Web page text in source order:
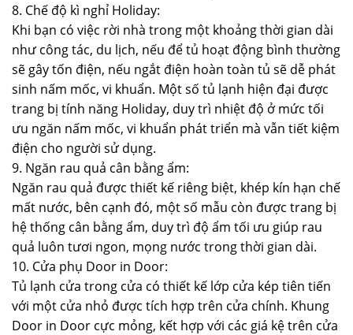
8. Chế độ kì nghỉ Holiday:
Khi bạn có việc rời nhà trong một khoảng thời gian dài
như công tác, du lịch, nếu để tủ hoạt động bình thường
sẽ gây tốn điện, nếu ngắt điện hoàn toàn tủ sẽ dễ phát
sinh nấm mốc, vi khuẩn. Một số tủ lạnh hiện đại được
trang bị tính năng Holiday, duy trì nhiệt độ ở mức tối
ưu ngăn nấm mốc, vi khuẩn phát triển mà vẫn tiết kiệm
điện cho người sử dụng.
9. Ngăn rau quả cân bằng ẩm:
Ngăn rau quả được thiết kế riêng biệt, khép kín hạn chế
mất nước, bên cạnh đó, một số mẫu còn được trang bị
hệ thống cân bằng ẩm, duy trì độ ẩm tối ưu giúp rau
quả luôn tươi ngon, mọng nước trong thời gian dài.
10. Cửa phụ Door in Door:
Tủ lạnh cửa trong cửa có thiết kế lớp cửa kép tiên tiến
với một cửa nhỏ được tích hợp trên cửa chính. Khung
Door in Door cực mỏng, kết hợp với các giá kệ trên cửa